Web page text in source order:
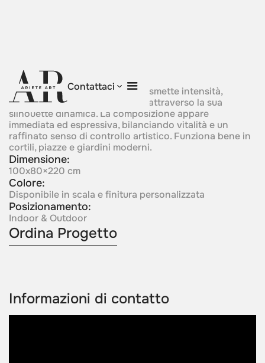
Contattaci
Passion
Una forma scultorea audace trasmette intensità,
movimento ed energia emotiva attraverso la sua
silhouette dinamica. La composizione appare
immediata ed espressiva, bilanciando vitalità e un
raffinato senso di controllo artistico. Funziona bene in
cortili, piazze e giardini moderni.
Dimensione:
100x80×220 cm
Colore:
Disponibile in scala e finitura personalizzata
Posizionamento:
Indoor & Outdoor
Ordina Progetto
Informazioni di contatto